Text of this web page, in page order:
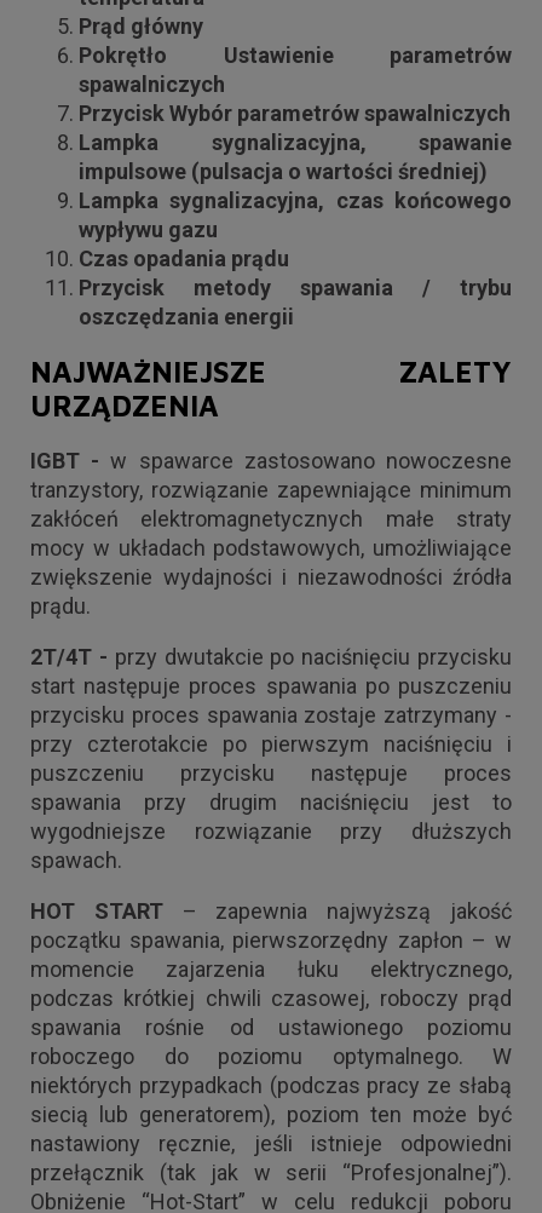
Prąd główny
Pokrętło Ustawienie parametrów
spawalniczych
Przycisk Wybór parametrów spawalniczych
Lampka sygnalizacyjna, spawanie
impulsowe (pulsacja o wartości średniej)
Lampka sygnalizacyjna, czas końcowego
wypływu gazu
Czas opadania prądu
Przycisk metody spawania / trybu
oszczędzania energii
NAJWAŻNIEJSZE ZALETY
URZĄDZENIA
IGBT -w spawarce zastosowano nowoczesne
tranzystory, rozwiązanie zapewniające minimum
zakłóceń elektromagnetycznych małe straty
mocy w układach podstawowych, umożliwiające
zwiększenie wydajności i niezawodności źródła
prądu.
2T/4T - przy dwutakcie po naciśnięciu przycisku
start następuje proces spawania po puszczeniu
przycisku proces spawania zostaje zatrzymany -
przy czterotakcie po pierwszym naciśnięciu i
puszczeniu przycisku następuje proces
spawania przy drugim naciśnięciu jest to
wygodniejsze rozwiązanie przy dłuższych
spawach.
HOT START– zapewnia najwyższą jakość
początku spawania, pierwszorzędny zapłon – w
momencie zajarzenia łuku elektrycznego,
podczas krótkiej chwili czasowej, roboczy prąd
spawania rośnie od ustawionego poziomu
roboczego do poziomu optymalnego. W
niektórych przypadkach (podczas pracy ze słabą
siecią lub generatorem), poziom ten może być
nastawiony ręcznie, jeśli istnieje odpowiedni
przełącznik (tak jak w serii “Profesjonalnej”).
Obniżenie “Hot-Start” w celu redukcji poboru